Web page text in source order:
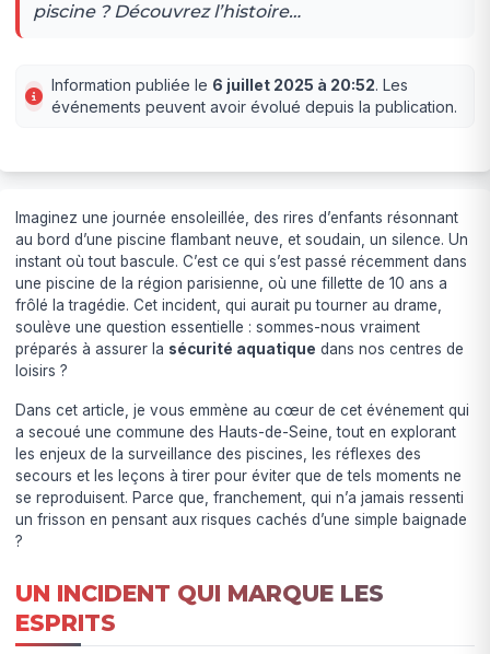
piscine ? Découvrez l’histoire…
Information publiée le 6 juillet 2025 à 20:52. Les
événements peuvent avoir évolué depuis la publication.
Imaginez une journée ensoleillée, des rires d’enfants résonnant
au bord d’une piscine flambant neuve, et soudain, un silence. Un
instant où tout bascule. C’est ce qui s’est passé récemment dans
une piscine de la région parisienne, où une fillette de 10 ans a
frôlé la tragédie. Cet incident, qui aurait pu tourner au drame,
soulève une question essentielle : sommes-nous vraiment
préparés à assurer la sécurité aquatique dans nos centres de
loisirs ?
Dans cet article, je vous emmène au cœur de cet événement qui
a secoué une commune des Hauts-de-Seine, tout en explorant
les enjeux de la surveillance des piscines, les réflexes des
secours et les leçons à tirer pour éviter que de tels moments ne
se reproduisent. Parce que, franchement, qui n’a jamais ressenti
un frisson en pensant aux risques cachés d’une simple baignade
?
UN INCIDENT QUI MARQUE LES
ESPRITS